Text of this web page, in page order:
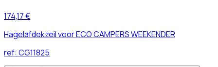
174,17 €
Hagelafdekzeil voor ECO CAMPERS WEEKENDER
ref: CG11825